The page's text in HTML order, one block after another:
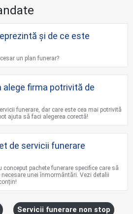
și de ce este
un plan funerar?
alege firma potrivită de
funerare, dar care este cea mai potrivită
ajuta să faci alegerea corectă!
de servicii funerare
conceput pachete funerare specifice care să
necesare unei înmormântări. Vezi detalii
Servicii funerare non stop